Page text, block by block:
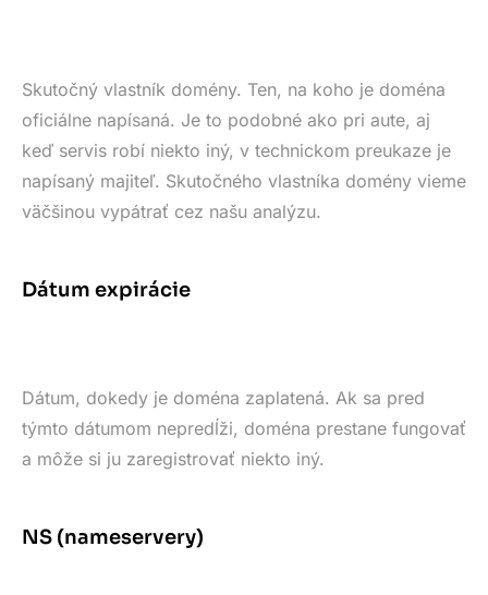
Skutočný vlastník domény. Ten, na koho je doména
oficiálne napísaná. Je to podobné ako pri aute, aj
keď servis robí niekto iný, v technickom preukaze je
napísaný majiteľ. Skutočného vlastníka domény vieme
väčšinou vypátrať cez našu analýzu.
Dátum expirácie
Dátum, dokedy je doména zaplatená. Ak sa pred
týmto dátumom nepredĺži, doména prestane fungovať
a môže si ju zaregistrovať niekto iný.
NS (nameservery)